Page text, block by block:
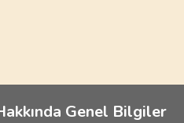
Genel Bilgiler